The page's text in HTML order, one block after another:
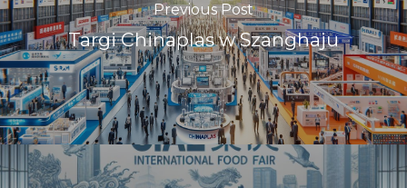
Previous Post
Targi Chinaplas w Szanghaju